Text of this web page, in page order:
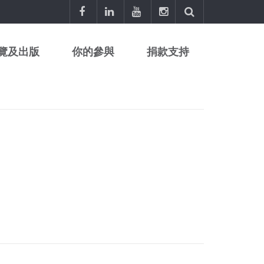
及出版 你的參與 捐款支持